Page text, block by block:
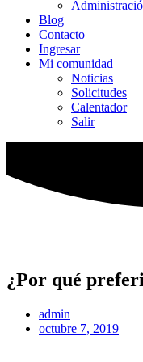
Blog
Contacto
Ingresar
Mi comunidad
Noticias
Solicitudes
Calentador
Salir
¿Por qué
admin
octubre 7, 2019